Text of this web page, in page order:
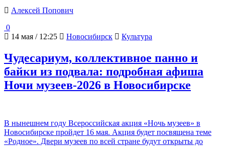
Алексей Попович
0
14 мая / 12:25
Новосибирск Культура
Чудесариум, коллективное панно и
байки из подвала: подробная афиша
Ночи музеев-2026 в Новосибирске
В нынешнем году Всероссийская акция «Ночь музеев» в
Новосибирске пройдет 16 мая. Акция будет посвящена теме
«Родное». Двери музеев по всей стране будут открыты до